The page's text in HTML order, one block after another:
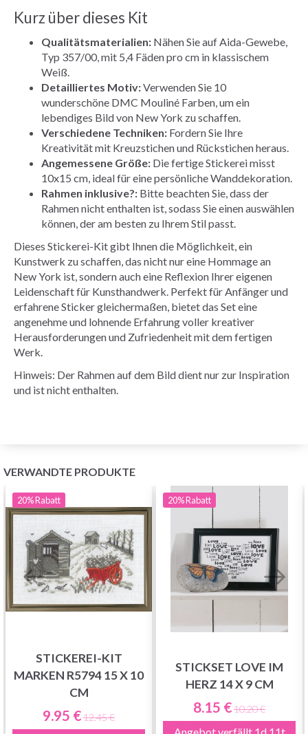
Kurz über dieses Kit
Qualitätsmaterialien: Nähen Sie auf Aida-Gewebe,
Typ 357/00, mit 5,4 Fäden pro cm in klassischem
Weiß.
Detailliertes Motiv:Verwenden Sie 10
wunderschöne DMC Mouliné Farben, um ein
lebendiges Bild von New York zu schaffen.
Verschiedene Techniken: Fordern Sie Ihre
Kreativität mit Kreuzstichen und Rückstichen heraus.
Angemessene Größe: Die fertige Stickerei misst
10x15 cm, ideal für eine persönliche Wanddekoration.
Rahmen inklusive?: Bitte beachten Sie, dass der
Rahmen nicht enthalten ist, sodass Sie einen auswählen
können, der am besten zu Ihrem Stil passt.
Dieses Stickerei-Kit gibt Ihnen die Möglichkeit, ein
Kunstwerk zu schaffen, das nicht nur eine Hommage an
New York ist, sondern auch eine Reflexion Ihrer eigenen
Leidenschaft für Kunsthandwerk. Perfekt für Anfänger und
erfahrene Sticker gleichermaßen, bietet das Set eine
angenehme und lohnende Erfahrung voller kreativer
Herausforderungen und Zufriedenheit mit dem fertigen
Werk.
Hinweis: Der Rahmen auf dem Bild dient nur zur Inspiration
und ist nicht enthalten.
VERWANDTE PRODUKTE
20%Rabatt
STICKEREI-KIT
MARKEN R5794 15 X 10
CM
9.95 €12.45 €
20%Rabatt
STICKSET LOVE IM
HERZ 14 X 9 CM
8.15 €10.20 €